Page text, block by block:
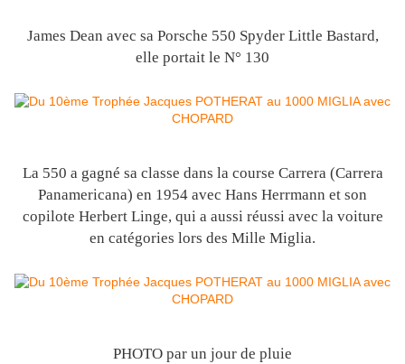
James Dean avec sa Porsche 550 Spyder Little Bastard,
elle portait le N° 130
La 550 a gagné sa classe dans la course Carrera (Carrera
Panamericana) en 1954 avec Hans Herrmann et son
copilote Herbert Linge, qui a aussi réussi avec la voiture
en catégories lors des Mille Miglia.
PHOTO par un jour de pluie